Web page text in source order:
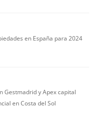
en España para 2024
Gestmadrid y Apex capital
en Costa del Sol